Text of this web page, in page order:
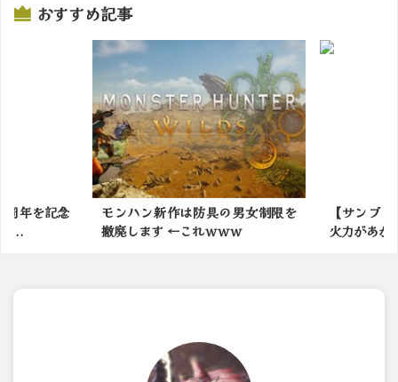
おすすめ記事
女制限を
【サンブレイク】火力スキルより
火力があがる？回避系の鉄...
モンハン
なモンスタ